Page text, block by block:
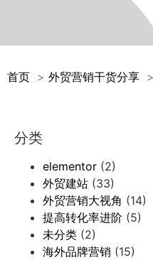
首页 外贸营销干货分享
分类
elementor (2)
外贸建站 (33)
外贸营销大视角 (14)
提高转化率进阶 (5)
未分类 (2)
海外品牌营销 (15)